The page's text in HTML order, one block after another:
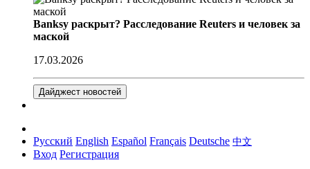
Banksy раскрыт? Расследование Reuters и человек за
маской
17.03.2026
Дайджест новостей
Русский English Español Français Deutsche 中文
Вход Регистрация